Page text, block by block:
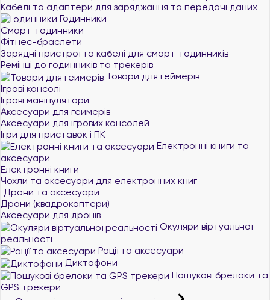
Кабелі та адаптери для заряджання та передачі даних
Годинники
Смарт-годинники
Фітнес-браслети
Зарядні пристрої та кабелі для смарт-годинників
Ремінці до годинників та трекерів
Товари для геймерів
Ігрові консолі
Ігрові маніпулятори
Аксесуари для геймерів
Аксесуари для ігрових консолей
Ігри для приставок і ПК
Електронні книги та
аксесуари
Електронні книги
Чохли та аксесуари для електронних книг
Дрони та аксесуари
Дрони (квадрокоптери)
Аксесуари для дронів
Окуляри віртуальної
реальності
Рації та аксесуари
Диктофони
Пошукові брелоки та
GPS трекери